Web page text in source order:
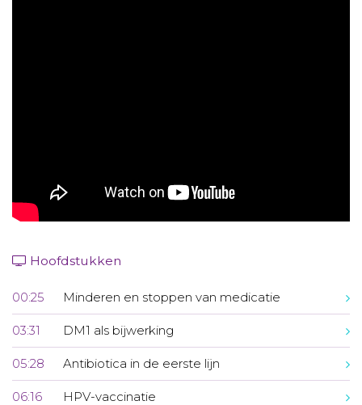
Hoofdstukken
00:25 Minderen en stoppen van medicatie
03:31 DM1 als bijwerking
05:28 Antibiotica in de eerste lijn
06:16 HPV-vaccinatie